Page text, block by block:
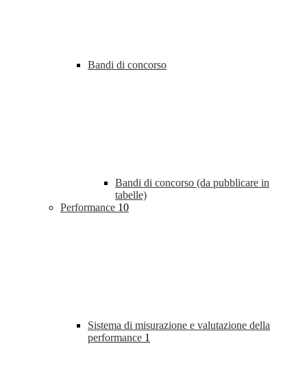
Bandi di concorso
Bandi di concorso (da pubblicare in
tabelle)
Performance 10
Sistema di misurazione e valutazione della
performance 1